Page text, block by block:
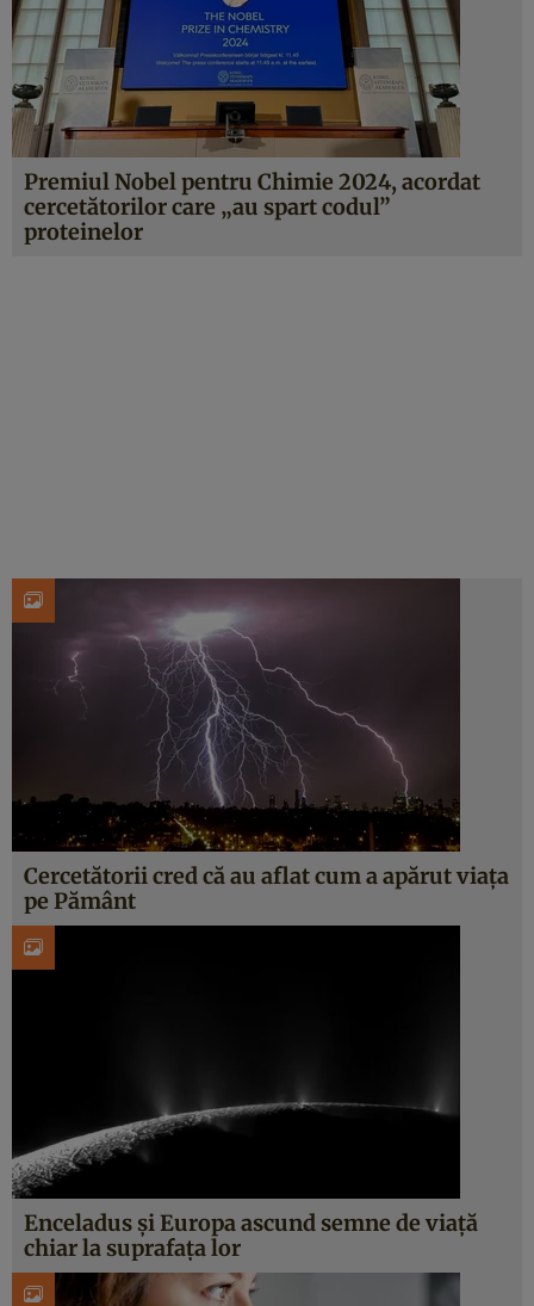
Premiul Nobel pentru Chimie 2024, acordat
cercetătorilor care „au spart codul”
proteinelor
Cercetătorii cred că au aflat cum a apărut viața
pe Pământ
Enceladus și Europa ascund semne de viață
chiar la suprafața lor